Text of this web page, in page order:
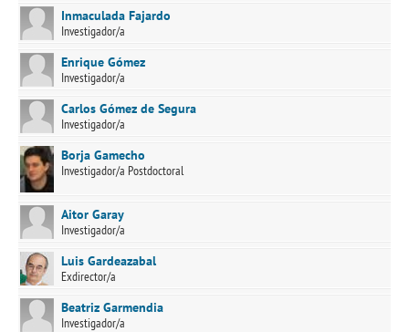
Inmaculada Fajardo
Investigador/a
Enrique Gómez
Investigador/a
Carlos Gómez de Segura
Investigador/a
Borja Gamecho
Investigador/a Postdoctoral
Aitor Garay
Investigador/a
Luis Gardeazabal
Exdirector/a
Beatriz Garmendia
Investigador/a